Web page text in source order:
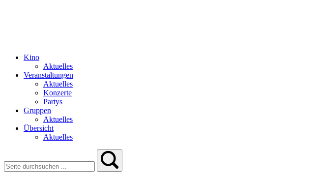
Kino
Aktuelles
Veranstaltungen
Aktuelles
Konzerte
Partys
Gruppen
Aktuelles
Übersicht
Aktuelles